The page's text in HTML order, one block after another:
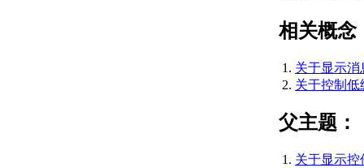
相关概念
关于显示消
关于控制低
父主题：
关于显示控